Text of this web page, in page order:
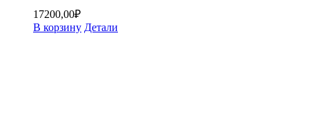
17200,00₽
В корзину Детали